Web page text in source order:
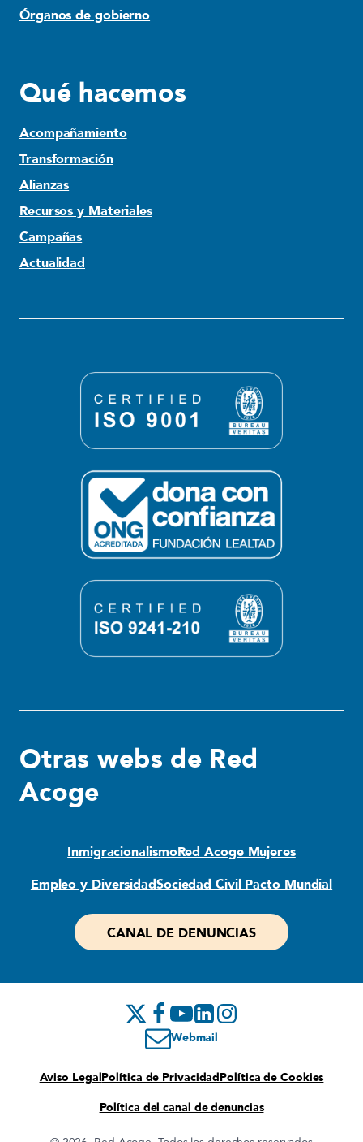
Órganos de gobierno
Qué hacemos
Acompañamiento
Transformación
Alianzas
Recursos y Materiales
Campañas
Actualidad
Otras webs de Red
Acoge
InmigracionalismoRed Acoge Mujeres
Empleo y DiversidadSociedad Civil Pacto Mundial
CANAL DE DENUNCIAS
Webmail
Aviso LegalPolítica de PrivacidadPolítica de Cookies
Política del canal de denuncias